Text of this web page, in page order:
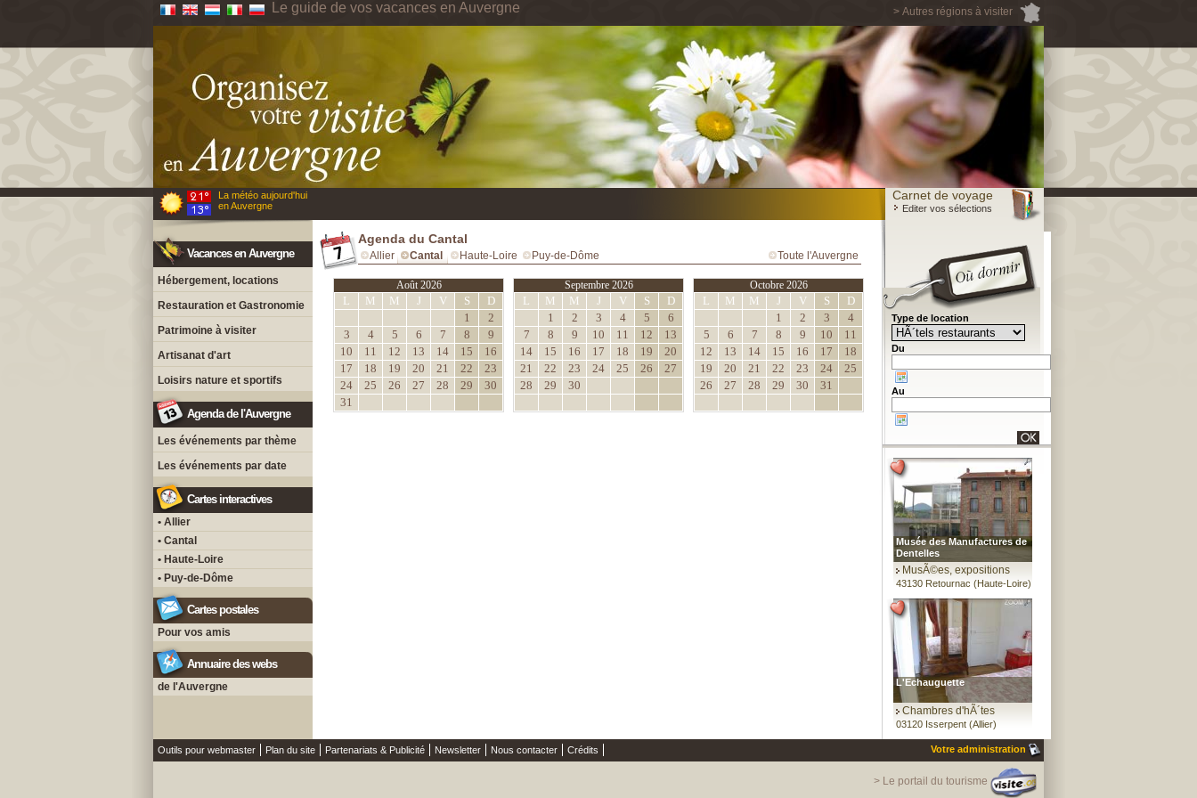
> Autres régions à visiter
Le guide de vos vacances en Auvergne
La météo aujourd'hui
en Auvergne
Carnet de voyage
Editer vos sélections
Vacances en Auvergne
Hébergement, locations
Restauration et Gastronomie
Patrimoine à visiter
Artisanat d'art
Loisirs nature et sportifs
Agenda de l'Auvergne
Les événements par thème
Les événements par date
Cartes interactives
• Allier
• Cantal
• Haute-Loire
• Puy-de-Dôme
Cartes postales
Pour vos amis
Annuaire des webs
de l'Auvergne
Agenda du Cantal
Allier Cantal Haute-Loire Puy-de-Dôme Toute l'Auvergne
Août 2026
L M M J V S
D
1
2
3
4 5 6 7 8
9
10
11 12 13 14 15
16
17
18 19 20 21 22
23
24
25 26 27 28 29
30
31
Septembre 2026
L M M J V S
D
1
2 3 4 5
6
7
8 9 10 11 12
13
14
15 16 17 18 19
20
21
22 23 24 25 26
27
28
29 30
Octobre 2026
L M M J V S
D
1
2 3
4
5
6 7 8 9 10
11
12
13 14 15 16 17
18
19
20 21 22 23 24
25
26
27 28 29 30 31
Type de location
Du
Au
Musée des Manufactures de
Dentelles
MusÃ©es, expositions
43130 Retournac (Haute-Loire)
L'Echauguette
Chambres d'hÃ´tes
03120 Isserpent (Allier)
Outils pour webmaster Plan du site Partenariats & Publicité Newsletter Nous contacter Crédits Votre administration
> Le portail du tourisme